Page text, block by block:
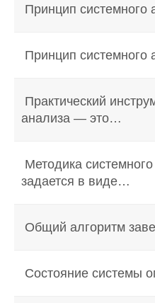
Принцип
Принцип
Практический
анализа — это…
Методика
задается в виде…
Общий алгоритм
Состояние системы